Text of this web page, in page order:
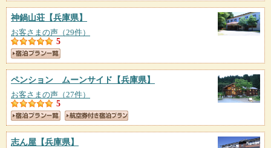
神鍋山荘 【兵庫県】
お客さまの声（29件）
5
ペンション ムーンサイド 【兵庫県】
お客さまの声（27件）
5
志ん屋 【兵庫県】